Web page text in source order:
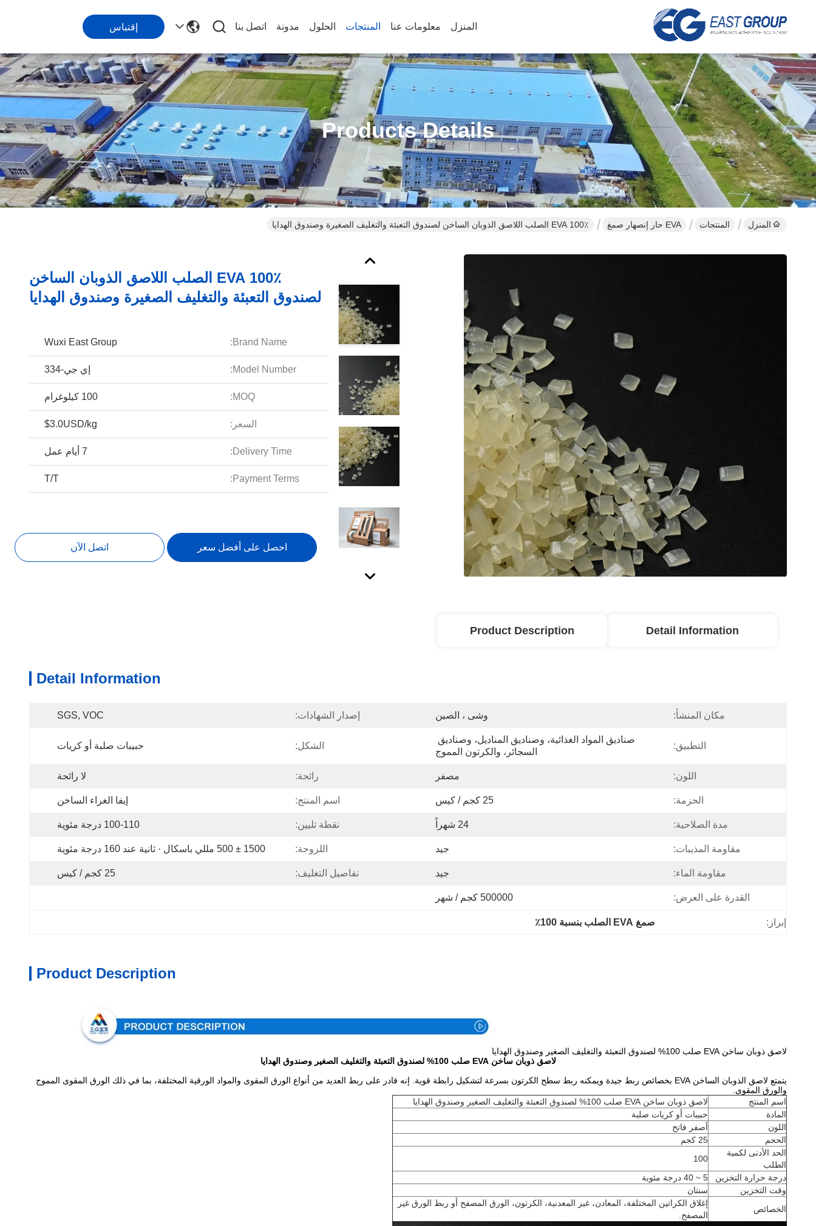
المنزل معلومات عنا المنتجات الحلول مدونة اتصل بنا إقتباس
Products Details
المنزل المنتجات EVA حار إنصهار صمغ 100٪ EVA الصلب اللاصق الذوبان الساخن لصندوق التعبئة والتغليف الصغيرة وصندوق الهدايا
100٪ EVA الصلب اللاصق الذوبان الساخن
لصندوق التعبئة والتغليف الصغيرة وصندوق الهدايا
Brand Name:
Wuxi East Group
Model Number: إي جي-334
MOQ: 100 كيلوغرام
السعر: $3.0USD/kg
Delivery Time: 7 أيام عمل
Payment Terms:
T/T
احصل على أفضل سعر اتصل الآن
Detail Information
Product Description
Detail Information
مكان المنشأ: وشى ، الصين إصدار الشهادات: SGS, VOC
التطبيق:
السجائر، والكرتون المموج
الشكل: حبيبات صلبة أو كريات
اللون: مصفر رائحة: لا رائحة
الحزمة: 25 كجم / كيس اسم المنتج: إيفا الغراء الساخن
مدة الصلاحية: 24 شهراً نقطة تليين: 100-110 درجة مئوية
مقاومة المذيبات: جيد اللزوجة: 1500 ± 500 مللي باسكال · ثانية عند 160 درجة مئوية
مقاومة الماء: جيد تفاصيل التغليف: 25 كجم / كيس
القدرة على العرض: 500000 كجم / شهر
إبراز: صمغ EVA الصلب بنسبة 100٪
Product Description
لاصق ذوبان ساخن EVA صلب 100% لصندوق التعبئة والتغليف الصغير وصندوق الهدايا
لاصق ذوبان ساخن EVA صلب 100% لصندوق التعبئة والتغليف الصغير وصندوق الهدايا
يتمتع لاصق الذوبان الساخن EVA بخصائص ربط جيدة ويمكنه ربط سطح الكرتون بسرعة لتشكيل رابطة قوية. إنه قادر على ربط العديد من أنواع الورق المقوى والمواد الورقية المختلفة، بما في ذلك الورق المقوى المموج
والورق المقوى.
اسم المنتج
لاصق ذوبان ساخن EVA صلب 100% لصندوق التعبئة والتغليف الصغير وصندوق الهدايا
المادة
حبيبات أو كريات صلبة
اللون
أصفر فاتح
الحجم
25 كجم
الحد الأدنى لكمية
الطلب
100
درجة حرارة التخزين
5 ~ 40 درجة مئوية
وقت التخزين
سنتان
الخصائص
إغلاق الكراتين المختلفة، المعادن، غير المعدنية، الكرتون، الورق المصفح أو ربط الورق غير
المصفح.